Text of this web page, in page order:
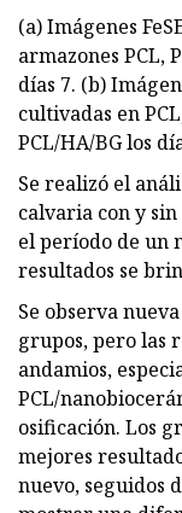
(a) Imágenes
armazones PCL,
días 7. (b)
cultivadas en
PCL/HA/BG los
Se realizó el
calvaria con y
el período de un
resultados se
Se observa
grupos, pero las
andamios,
PCL/
osificación. Los
mejores
nuevo, seguidos